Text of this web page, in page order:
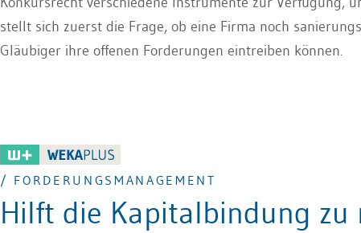
stellt sich zuerst die Frage, ob eine Firma noch
Gläubiger ihre offenen Forderungen eintreiben können.
/ FORDERUNGSMANAGEMENT
Hilft die Kapitalbindung zu